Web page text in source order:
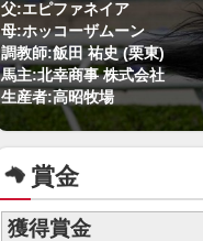
父:エピファネイア
母:ホッコーザムーン
調教師:飯田 祐史 (栗東)
馬主:北幸商事 株式会社
生産者:高昭牧場
賞金
獲得賞金